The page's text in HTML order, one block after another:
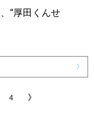
“厚田くんせ
》
4 》